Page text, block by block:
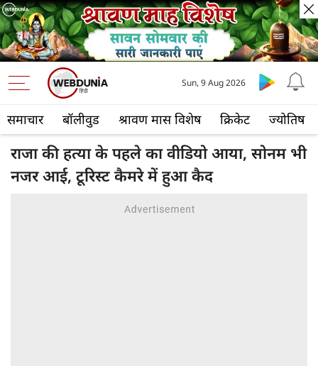
समाचार बॉलीवुड श्रावण मास विशेष क्रिकेट ज्योतिष
Sun, 9 Aug 2026
राजा की हत्या के पहले का वीडियो आया, सोनम भी
नजर आई, टूरिस्ट कैमरे में हुआ कैद